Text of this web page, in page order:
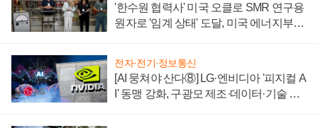
'한수원 협력사' 미국 오클로 SMR 연구용
원자로 '임계 상태' 도달, 미국 에너지부
전자·전기·정보통신
[AI 뭉쳐야 산다⑧] LG·엔비디아 '피지컬 A
I' 동맹 강화, 구광모 제조·데이터·기술 결